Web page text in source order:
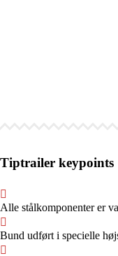
Tiptrailer keypoints
Alle stålkomponenter er
Bund udført i specielle